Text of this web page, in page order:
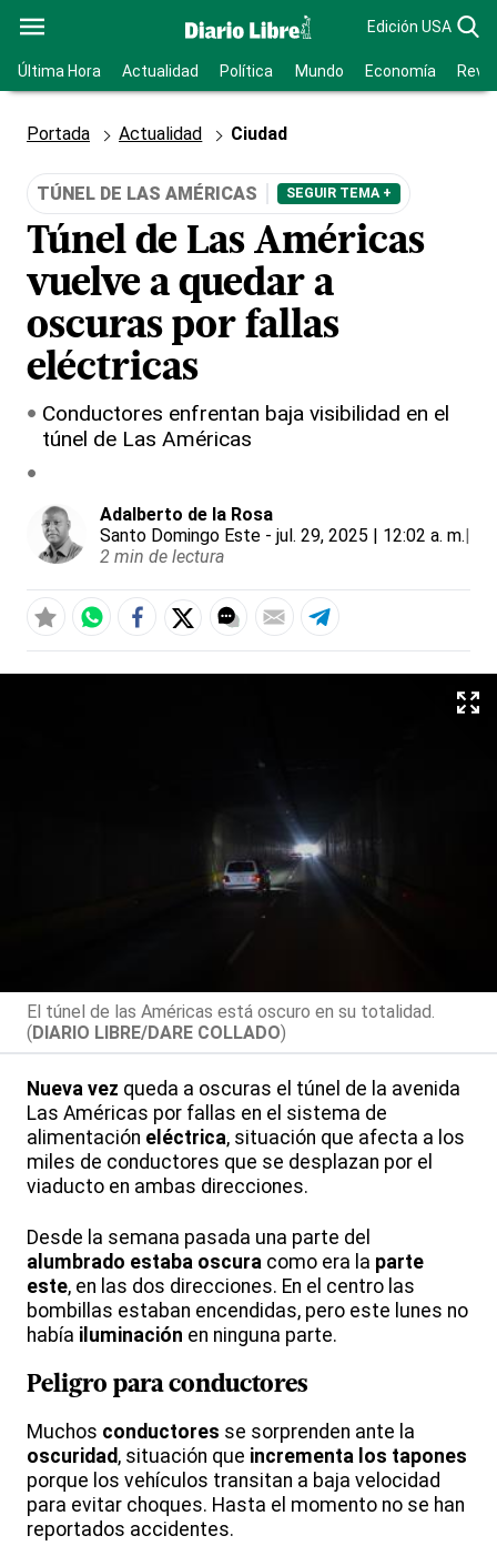
Edición USA
Última Hora Actualidad Política Mundo Economía
Portada Actualidad Ciudad
TÚNEL DE LAS AMÉRICAS SEGUIR TEMA +
Túnel de Las Américas
vuelve a quedar a
oscuras por fallas
eléctricas
Conductores enfrentan baja visibilidad en el
túnel de Las Américas
Adalberto de la Rosa
Santo Domingo Este - jul. 29, 2025 | 12:02 a. m.|
2 min de lectura
El túnel de las Américas está oscuro en su totalidad.
(DIARIO LIBRE/DARE COLLADO)
Nueva vez queda a oscuras el túnel de la avenida
Las Américas por fallas en el sistema de
alimentación eléctrica, situación que afecta a los
miles de conductores que se desplazan por el
viaducto en ambas direcciones.
Desde la semana pasada una parte del
alumbrado estaba oscura como era la parte
este, en las dos direcciones. En el centro las
bombillas estaban encendidas, pero este lunes no
había iluminación en ninguna parte.
Peligro para conductores
Muchos conductores se sorprenden ante la
oscuridad, situación que incrementa los tapones
porque los vehículos transitan a baja velocidad
para evitar choques. Hasta el momento no se han
reportados accidentes.